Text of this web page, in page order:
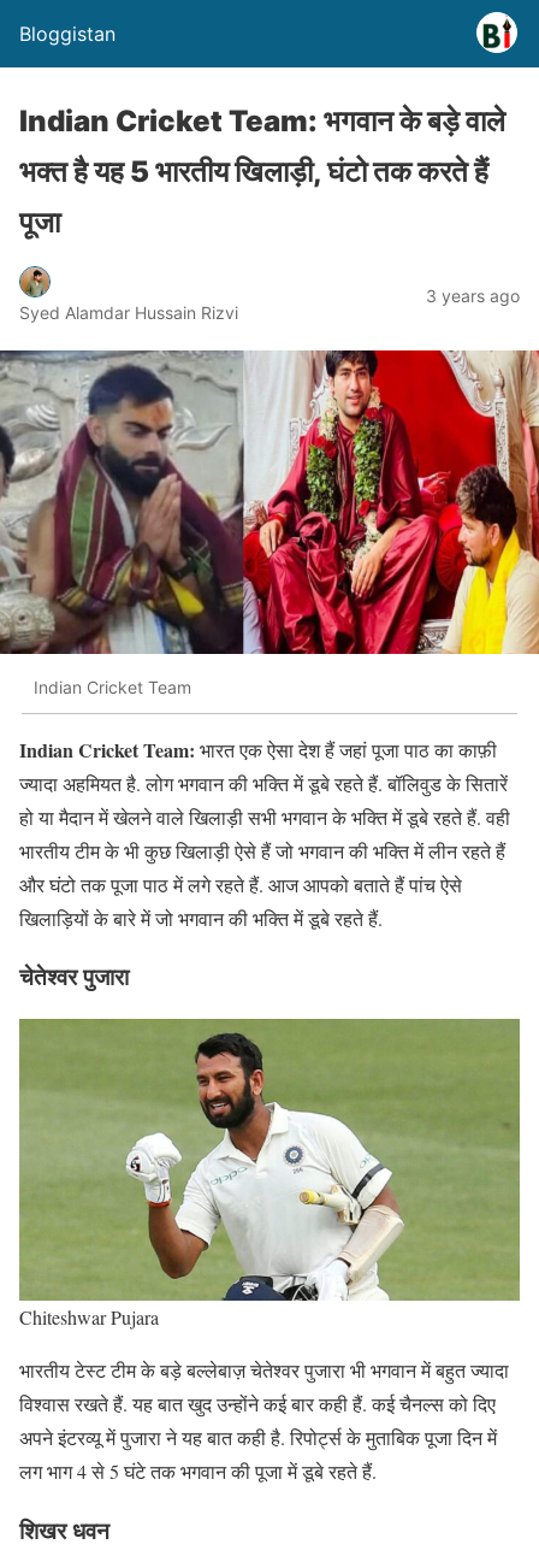
Bloggistan
Indian Cricket Team: भगवान के बड़े वाले
भक्त है यह 5 भारतीय खिलाड़ी, घंटो तक करते हैं
पूजा
Syed Alamdar Hussain Rizvi
3 years ago
Indian Cricket Team
Indian Cricket Team: भारत एक ऐसा देश हैं जहां पूजा पाठ का काफ़ी
ज्यादा अहमियत है. लोग भगवान की भक्ति में डूबे रहते हैं. बॉलिवुड के सितारें
हो या मैदान में खेलने वाले खिलाड़ी सभी भगवान के भक्ति में डूबे रहते हैं. वही
भारतीय टीम के भी कुछ खिलाड़ी ऐसे हैं जो भगवान की भक्ति में लीन रहते हैं
और घंटो तक पूजा पाठ में लगे रहते हैं. आज आपको बताते हैं पांच ऐसे
खिलाड़ियों के बारे में जो भगवान की भक्ति में डूबे रहते हैं.
चेतेश्वर पुजारा
Chiteshwar Pujara
भारतीय टेस्ट टीम के बड़े बल्लेबाज़ चेतेश्वर पुजारा भी भगवान में बहुत ज्यादा
विश्वास रखते हैं. यह बात खुद उन्होंने कई बार कही हैं. कई चैनल्स को दिए
अपने इंटरव्यू में पुजारा ने यह बात कही है. रिपोर्ट्स के मुताबिक पूजा दिन में
लग भाग 4 से 5 घंटे तक भगवान की पूजा में डूबे रहते हैं.
शिखर धवन